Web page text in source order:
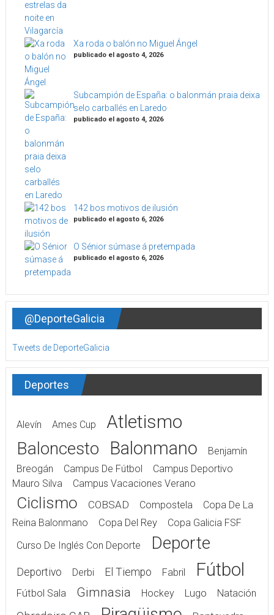
Xa roda o balón no Miguel Ángel
publicado el agosto 4, 2026
Subcampión de España: o balonmán praia deixa
selo carballés en Laredo
publicado el agosto 4, 2026
142 bos motivos de ilusión
publicado el agosto 6, 2026
O Sénior súmase á pretempada
publicado el agosto 6, 2026
@DeporteGalicia
Tweets de DeporteGalicia
Deportes
Alevín Ames Cup Atletismo
Baloncesto Balonmano
Benjamín
Breogán
Campus De Fútbol
Campus Deportivo
Mauro Silva
Campus Vacaciones Verano
Ciclismo COBSAD Compostela
Copa De La
Reina Balonmano
Copa Del Rey
Copa Galicia FSF
Curso De Inglés Con Deporte
Deporte
Deportivo Derbi El Tiempo Fabril Fútbol
Fútbol Sala Gimnasia Hockey Lugo Natación